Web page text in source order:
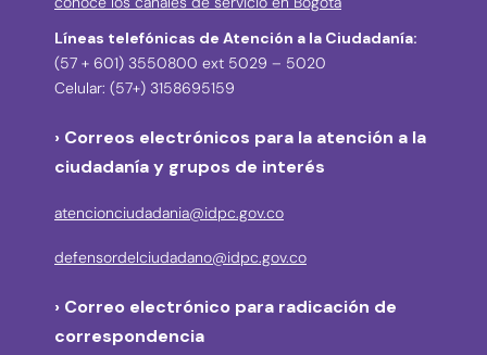
Líneas telefónicas de Atención a la Ciudadanía:
(57 + 601) 3550800 ext 5029 – 5020
Celular: (57+) 3158695159
› Correos electrónicos para la atención a la
ciudadanía y grupos de interés
atencionciudadania@idpc.gov.co
defensordelciudadano@idpc.gov.co
› Correo electrónico para radicación de
correspondencia